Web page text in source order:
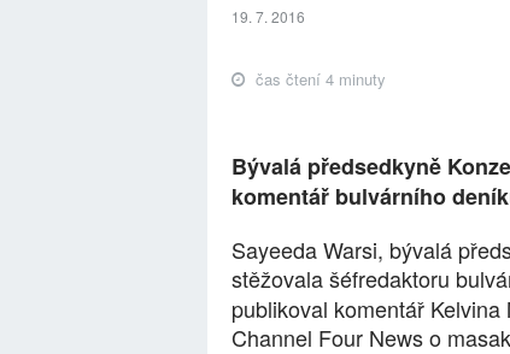
19. 7. 2016
čas čtení 4 minuty
Bývalá předsedkyně
komentář bulvárního
Sayeeda Warsi, bývalá
stěžovala šéfredaktoru
publikoval komentář
Channel Four News o